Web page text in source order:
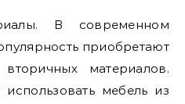
В современном
приобретают
материалов.
мебель из